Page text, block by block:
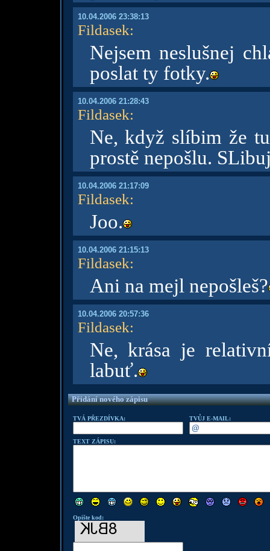
10.04.2006 23:38:13
Fildasek:
Nejsem neslušnej
poslat ty fotky.
10.04.2006 21:28:43
Fildasek:
Ne, když slíbim že
prostě nepošlu.
10.04.2006 21:17:09
Fildasek:
Joo.
10.04.2006 21:15:13
Fildasek:
Ani na mejl nepošleš?
10.04.2006 20:57:36
Fildasek:
Ne, krása je
labuť.
Přidání nového zápisu
TVÁ PŘEZDÍVKA: TVŮJ E-MAIL:
TEXT ZÁPISU:
Opište kod: